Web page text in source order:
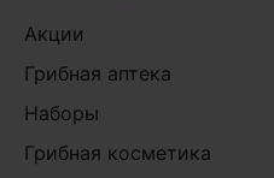
Акции
Грибная аптека
Наборы
Грибная косметика